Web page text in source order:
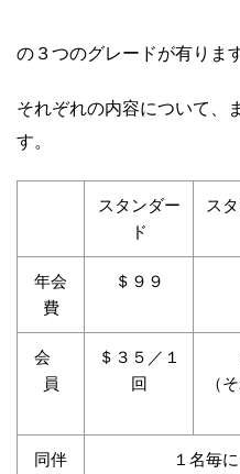
の３つのグレードが有ります
それぞれの内容について、
す。
スタンダー
ド
ス
年会
費
＄９９
会
員
＄３５／１
回
（
同伴
１名毎